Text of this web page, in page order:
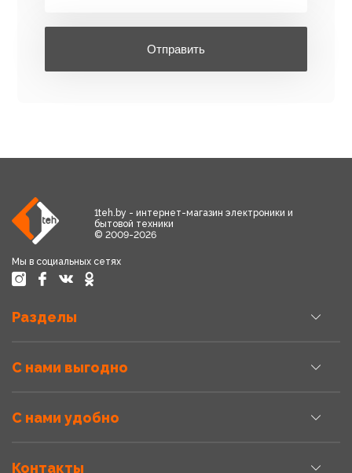
Отправить
1teh.by - интернет-магазин электроники и
бытовой техники
© 2009-2026
Мы в социальных сетях
Разделы
С нами выгодно
С нами удобно
Контакты